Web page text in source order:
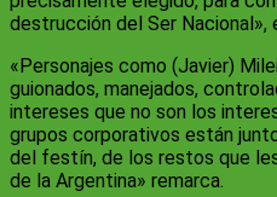
destrucción del Ser Nacional»,
«Personajes como (Javier)
guionados, manejados,
intereses que no son los
grupos corporativos están
del festín, de los restos que
de la Argentina» remarca.